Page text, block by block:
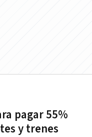
pagar 55%
y trenes